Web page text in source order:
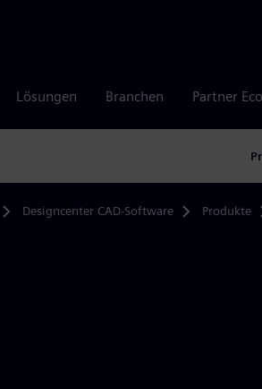
Lösungen Branchen Partner
Designcenter CAD-Software Produkte